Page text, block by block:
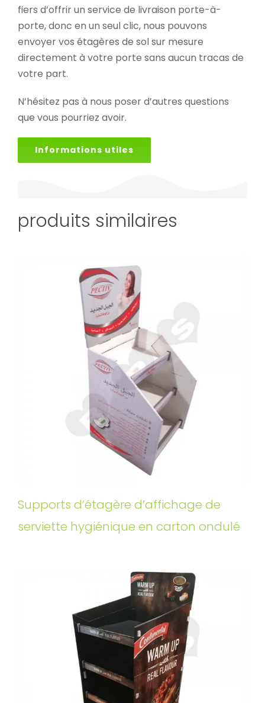
fiers d’offrir un service de livraison porte-à-
porte, donc en un seul clic, nous pouvons
envoyer vos étagères de sol sur mesure
directement à votre porte sans aucun tracas de
votre part.
N’hésitez pas à nous poser d’autres questions
que vous pourriez avoir.
Informations utiles
produits similaires
Supports d’étagère d’affichage de
serviette hygiénique en carton ondulé